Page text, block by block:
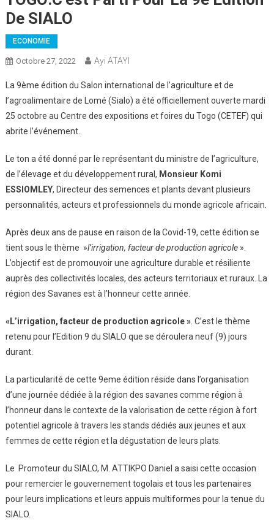
De SIALO
ECONOMIE
Octobre 27, 2022 Ayi ATAYI
La 9ème édition du Salon international de l’agriculture et de
l’agroalimentaire de Lomé (Sialo) a été officiellement ouverte mardi
25 octobre au Centre des expositions et foires du Togo (CETEF) qui
abrite l’événement.
Le ton a été donné par le représentant du ministre de l’agriculture,
de l’élevage et du développement rural, Monsieur Komi
ESSIOMLEY, Directeur des semences et plants devant plusieurs
personnalités, acteurs et professionnels du monde agricole africain.
Après deux ans de pause en raison de la Covid-19, cette édition se
tient sous le thème »l’irrigation, facteur de production agricole».
L’objectif est de promouvoir une agriculture durable et résiliente
auprès des collectivités locales, des acteurs territoriaux et ruraux. La
région des Savanes est à l’honneur cette année.
«L’irrigation, facteur de production agricole ». C’est le thème
retenu pour l’Edition 9 du SIALO que se déroulera neuf (9) jours
durant.
La particularité de cette 9eme édition réside dans l’organisation
d’une journée dédiée à la région des savanes comme région à
l’honneur dans le contexte de la valorisation de cette région à fort
potentiel agricole à travers les stands dédiés aux jeunes et aux
femmes de cette région et la dégustation de leurs plats.
Le Promoteur du SIALO, M. ATTIKPO Daniel a saisi cette occasion
pour remercier le gouvernement togolais et tous les partenaires
pour leurs implications et leurs appuis multiformes pour la tenue du
SIALO.